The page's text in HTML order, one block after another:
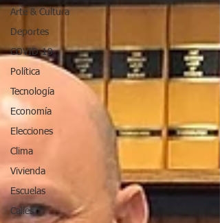
Arte & Cultura
Deportes
COVID-19
Política
Tecnología
Economía
Elecciones
Clima
Vivienda
Escuelas
Calles